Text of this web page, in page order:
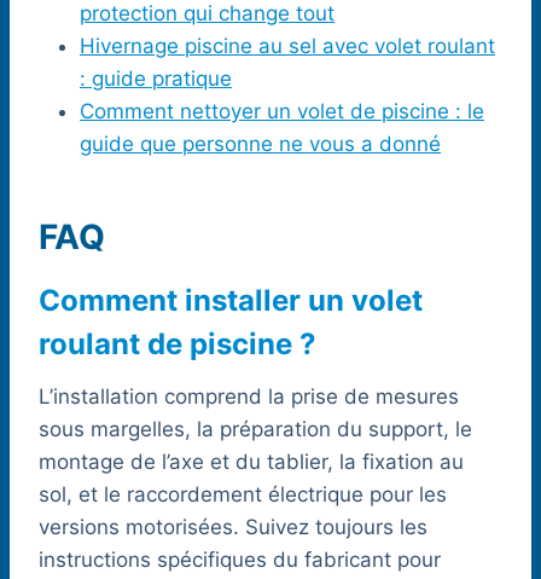
protection qui change tout
Hivernage piscine au sel avec volet roulant
: guide pratique
Comment nettoyer un volet de piscine : le
guide que personne ne vous a donné
FAQ
Comment installer un volet
roulant de piscine ?
L’installation comprend la prise de mesures
sous margelles, la préparation du support, le
montage de l’axe et du tablier, la fixation au
sol, et le raccordement électrique pour les
versions motorisées. Suivez toujours les
instructions spécifiques du fabricant pour